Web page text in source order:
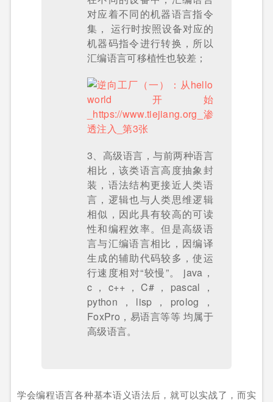
对应着不同的机器语言指令
集， 运行时按照设备对应的
机器码指令进行转换，所以
汇编语言可移植性也较差；
3、高级语言，与前两种语言
相比，该类语言高度抽象封
装，语法结构更接近人类语
言，逻辑也与人类思维逻辑
相似，因此具有较高的可读
性和编程效率。但是高级语
言与汇编语言相比，因编译
生成的辅助代码较多，使运
行速度相对“较慢”。 java，
c，c++，C#，pascal，
python，lisp，prolog，
FoxPro，易语言等等 均属于
高级语言。
学会编程语言各种基本语义语法后，就可以实战了，而实